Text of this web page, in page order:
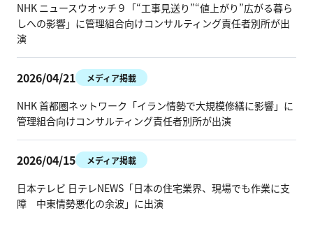
NHK ニュースウオッチ９「“工事見送り”“値上がり”広がる暮ら
しへの影響」に管理組合向けコンサルティング責任者別所が出
演
2026/04/21 メディア掲載
NHK 首都圏ネットワーク「イラン情勢で大規模修繕に影響」に
管理組合向けコンサルティング責任者別所が出演
2026/04/15 メディア掲載
日本テレビ 日テレNEWS「日本の住宅業界、現場でも作業に支
障 中東情勢悪化の余波」に出演